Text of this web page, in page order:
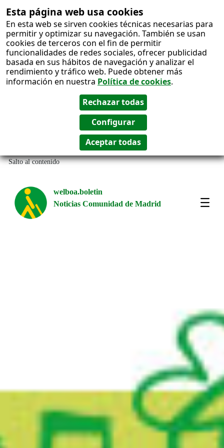
Esta página web usa cookies
En esta web se sirven cookies técnicas necesarias para
permitir y optimizar su navegación. También se usan
cookies de terceros con el fin de permitir
funcionalidades de redes sociales, ofrecer publicidad
basada en sus hábitos de navegación y analizar el
rendimiento y tráfico web. Puede obtener más
información en nuestra Política de cookies.
Salto al contenido
welboa.boletin
Noticias Comunidad de Madrid